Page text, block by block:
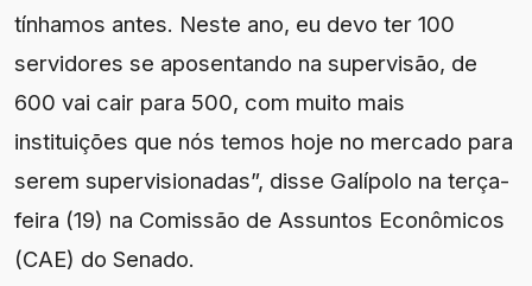
tínhamos antes. Neste ano, eu devo ter 100
servidores se aposentando na supervisão, de
600 vai cair para 500, com muito mais
instituições que nós temos hoje no mercado para
serem supervisionadas”, disse Galípolo na terça-
feira (19) na Comissão de Assuntos Econômicos
(CAE) do Senado.